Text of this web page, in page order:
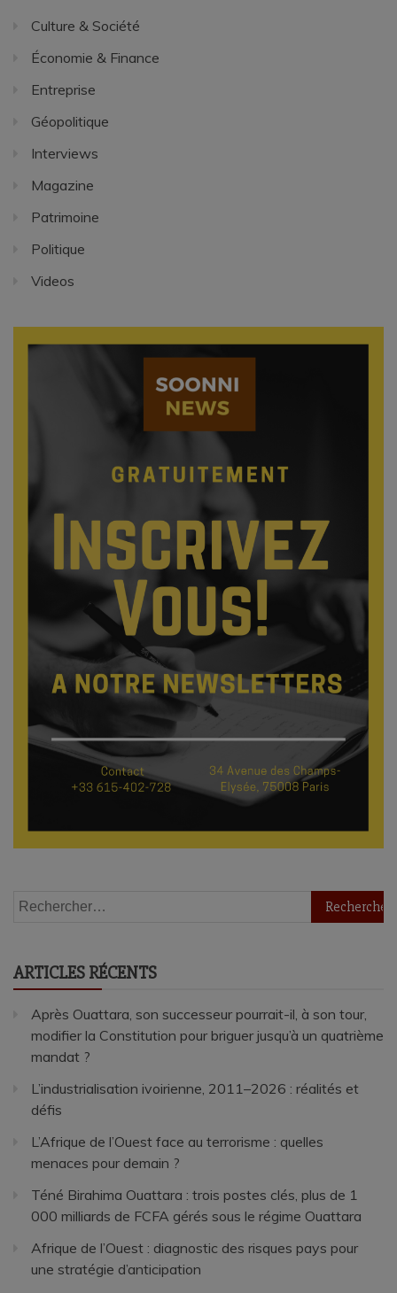
Culture & Société
Économie & Finance
Entreprise
Géopolitique
Interviews
Magazine
Patrimoine
Politique
Videos
Rechercher :
ARTICLES RÉCENTS
Après Ouattara, son successeur pourrait-il, à son tour,
modifier la Constitution pour briguer jusqu’à un quatrième
mandat ?
L’industrialisation ivoirienne, 2011–2026 : réalités et
défis
L’Afrique de l’Ouest face au terrorisme : quelles
menaces pour demain ?
Téné Birahima Ouattara : trois postes clés, plus de 1
000 milliards de FCFA gérés sous le régime Ouattara
Afrique de l’Ouest : diagnostic des risques pays pour
une stratégie d’anticipation